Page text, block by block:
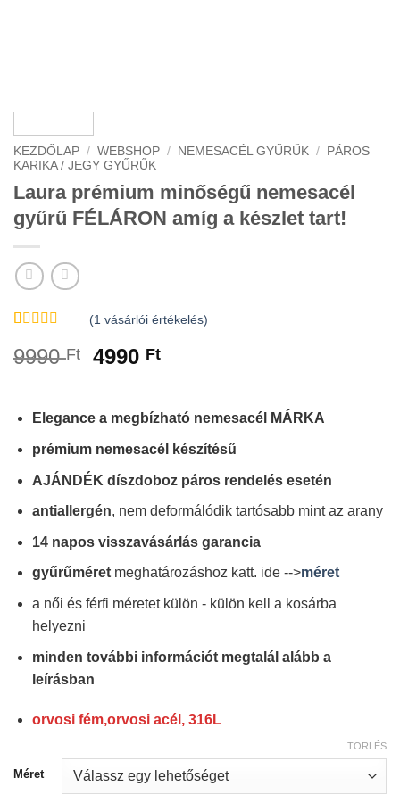
KEZDŐLAP / WEBSHOP / NEMESACÉL GYŰRŰK /
PÁROS
KARIKA / JEGY GYŰRŰK
Laura prémium minőségű nemesacél
gyűrű FÉLÁRON amíg a készlet tart!
3az 5-
ből,
(1 vásárlói értékelés)
9990Ft
Original
9990 Ft.
4990 FtCurrent
4990 Ft.
Elegance a megbízható nemesacél MÁRKA
prémium nemesacél készítésű
AJÁNDÉK díszdoboz páros rendelés esetén
antiallergén, nem deformálódik tartósabb mint az arany
14 napos visszavásárlás garancia
gyűrűméretmeghatározáshoz katt. ide -->méret
a női és férfi méretet külön - külön kell a kosárba
helyezni
minden további információt megtalál alább a
leírásban
orvosi fém,orvosi acél, 316L
Méret
TÖRLÉS